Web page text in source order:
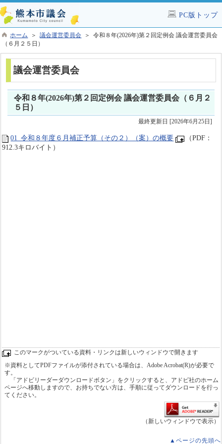
PC版トップ
ホーム ＞議会運営委員会 ＞ 令和８年(2026年)第２回定例会 議会運営委員会
（６月２５日）
議会運営委員会
令和８年(2026年)第２回定例会 議会運営委員会（６月２
５日）
最終更新日 [2026年6月25日]
01_令和８年度６月補正予算（その２）（案）の概要
（PDF：
912.3キロバイト）
このマークがついている資料・リンクは新しいウィンドウで開きます
※資料としてPDFファイルが添付されている場合は、Adobe Acrobat(R)が必要で
す。
「アドビリーダーダウンロードボタン」をクリックすると、アドビ社のホーム
ページへ移動しますので、お持ちでない方は、手順に従ってダウンロードを行っ
てください。
（新しいウィンドウで表示）
▲ページの先頭へ